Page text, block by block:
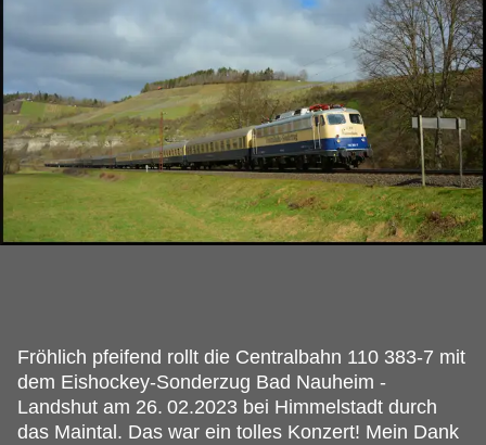
Fröhlich pfeifend rollt die Centralbahn 110 383-7 mit
dem Eishockey-Sonderzug Bad Nauheim -
Landshut am 26. 02.2023 bei Himmelstadt durch
das Maintal. Das war ein tolles Konzert! Mein Dank